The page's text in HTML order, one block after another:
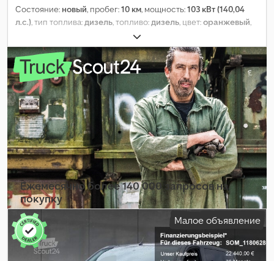
Состояние: новый, пробег:10 км, мощность:103 кВт (140,04
л.с.), тип топлива:дизель, топливо:дизель, цвет:оранжевый,
, тип передачи:
выбросов:Евро 6, количество мест:7, общая длина:2 100 мм,
общая ширина:2 430 мм, Оборудование:ABS, бортовой
компьютер, гидроусилитель руля, кондиционер, круиз-
контроль, парктроники, подушка безопасности,
противотуманные фары, система иммобилайзера,
центральный замок, электронная программа стабилизации
(ESP),
Ежемесячно более 140 000 запросов на
покупку
Выбрать пакет дилераМалое объявление